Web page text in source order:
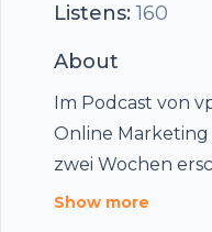
Listens: 160
About
Im Podcast von
Online
zwei Wochen
Show more